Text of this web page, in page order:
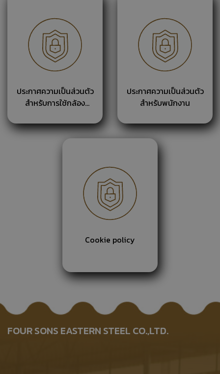
ประกาศความเป็นส่วนตัว
สำหรับการใช้กล้อง
ประกาศความเป็นส่วนตัว
สำหรับพนักงาน
Cookie policy
FOUR SONS EASTERN STEEL CO.,LTD.